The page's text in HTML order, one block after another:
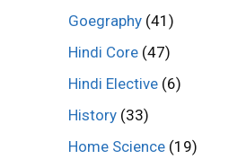
Goegraphy (41)
Hindi Core (47)
Hindi Elective (6)
History (33)
Home Science (19)